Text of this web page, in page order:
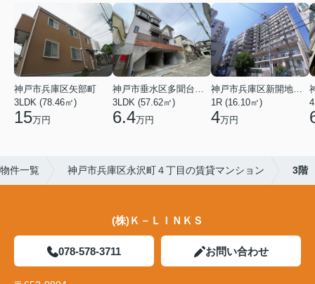
神戸市兵庫区矢部町
3LDK (78.46㎡)
15万円
神戸市垂水区多聞台２丁目
3LDK (57.62㎡)
6.4万円
神戸市兵庫区新開地１丁目
1R (16.10㎡)
4万円
件一覧 神戸市兵庫区永沢町４丁目の賃貸マンション 3階
(株)Ｋ－ＬＩＮＫＳ
078-578-3711 お問い合わせ